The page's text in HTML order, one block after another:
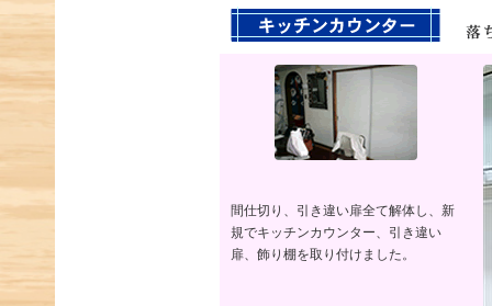
間仕切り、引き違い扉全て解体し、新
規でキッチンカウンター、引き違い
扉、飾り棚を取り付けました。